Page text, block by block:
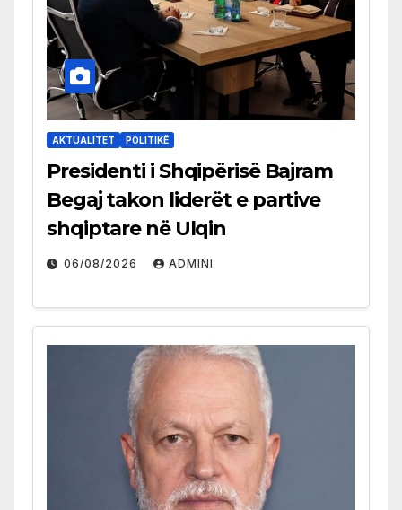
AKTUALITET POLITIKË
Presidenti i Shqipërisë Bajram
Begaj takon liderët e partive
shqiptare në Ulqin
06/08/2026 ADMINI